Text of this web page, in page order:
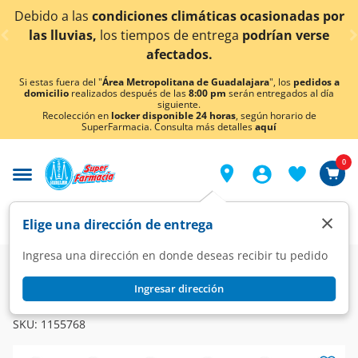
< div class="carousel-inner">
a lascondiciones climáticas ocasionadas por
los tiempos de entregapodrían verse
afectados.
Si estas fuera del "Área Metropolitana de Guadalajara", los pedidos a
domicilio realizados después de las8:00 pm serán entregados al día
siguiente.
Recolección en locker disponible 24 horas, según horario de
SuperFarmacia. Consulta más detallesaquí
Elige una dirección de entrega
Ingresa una dirección en donde deseas recibir tu pedido
Ingresar dirección
×
0
Farmacia Circulatorio Lipotrópicos e Hipocolesterol
Eturion 20 mg, 30 Tabletas.
SKU: 1155768